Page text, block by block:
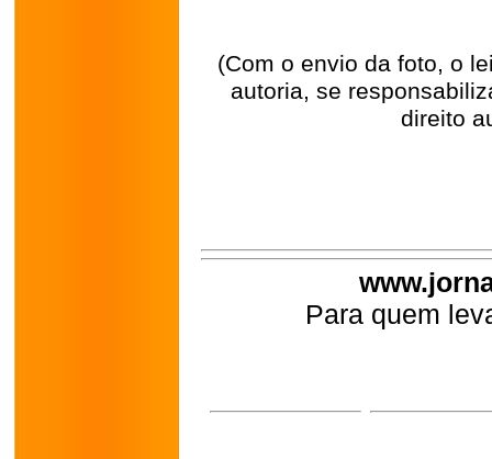
(Com o envio da foto, o
autoria, se
direito
Para quem